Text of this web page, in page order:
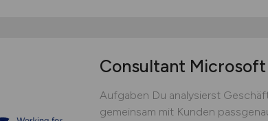
Consultant
Aufgaben Du analysierst
gemeinsam mit Kunden